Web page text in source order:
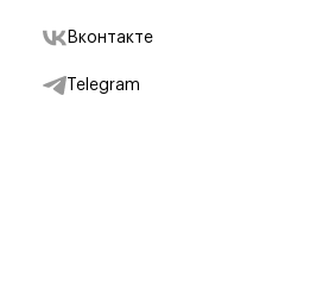
Вконтакте
Telegram